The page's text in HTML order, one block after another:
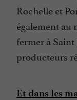
Rochelle et
également au
fermer à Saint
producteurs
Et dans les